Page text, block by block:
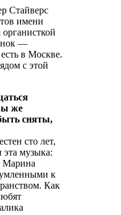
Стайверс
имени
—
в Москве.
с этой
же
сняты,
сто лет,
эта музыка:
Марина
к
Как